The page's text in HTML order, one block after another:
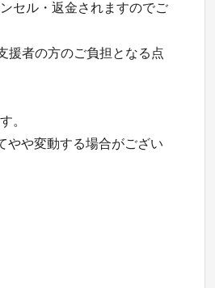
セル・返金されますのでご
援者の方のご負担となる点
。
やや変動する場合がござい